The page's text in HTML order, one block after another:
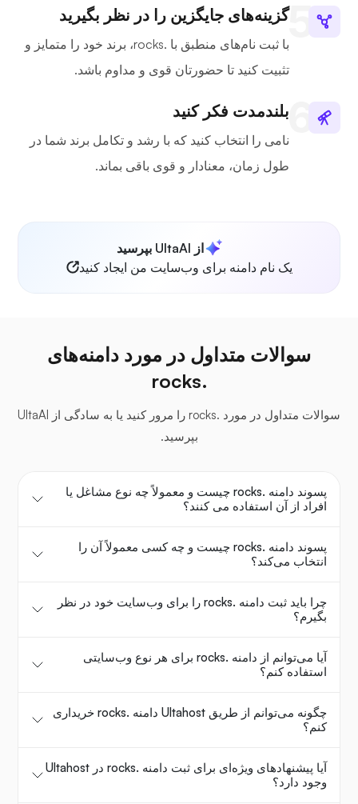
گزینه‌های جایگزین را در نظر بگیرید
با ثبت نام‌های منطبق با .rocks، برند خود را متمایز و
تثبیت کنید تا حضورتان قوی و مداوم باشد.
بلندمدت فکر کنید
نامی را انتخاب کنید که با رشد و تکامل برند شما در
طول زمان، معنادار و قوی باقی بماند.
از UltaAI بپرسید
یک نام دامنه برای وب‌سایت من ایجاد کنید
سوالات متداول در مورد دامنه‌های
.rocks
سوالات متداول در مورد .rocks را مرور کنید یا به سادگی از UltaAI
بپرسید.
پسوند دامنه .rocks چیست و معمولاً چه نوع مشاغل یا
افراد از آن استفاده می کنند؟
پسوند دامنه .rocks چیست و چه کسی معمولاً آن را
انتخاب می‌کند؟
چرا باید ثبت دامنه .rocks را برای وب‌سایت خود در نظر
بگیرم؟
آیا می‌توانم از دامنه .rocks برای هر نوع وب‌سایتی
استفاده کنم؟
چگونه می‌توانم از طریق Ultahost دامنه .rocks خریداری
کنم؟
آیا پیشنهادهای ویژه‌ای برای ثبت دامنه .rocks در Ultahost
وجود دارد؟